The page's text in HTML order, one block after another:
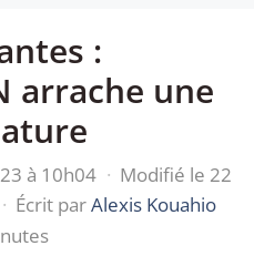
:
arrache une
à 10h04 · Modifié le 22
· Écrit parAlexis Kouahio